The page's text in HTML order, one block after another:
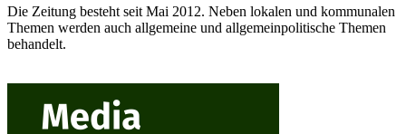
Die Zeitung besteht seit Mai 2012. Neben lokalen und kommunalen
Themen werden auch allgemeine und allgemeinpolitische Themen
behandelt.